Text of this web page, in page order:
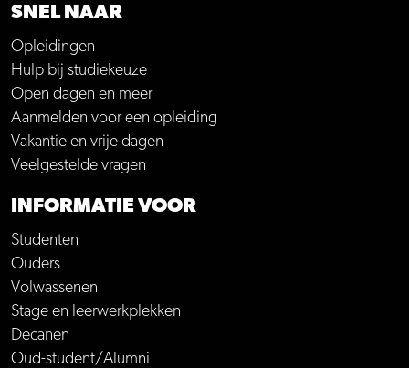
SNEL NAAR
Opleidingen
Hulp bij studiekeuze
Open dagen en meer
Aanmelden voor een opleiding
Vakantie en vrije dagen
Veelgestelde vragen
INFORMATIE VOOR
Studenten
Ouders
Volwassenen
Stage en leerwerkplekken
Decanen
Oud-student/Alumni